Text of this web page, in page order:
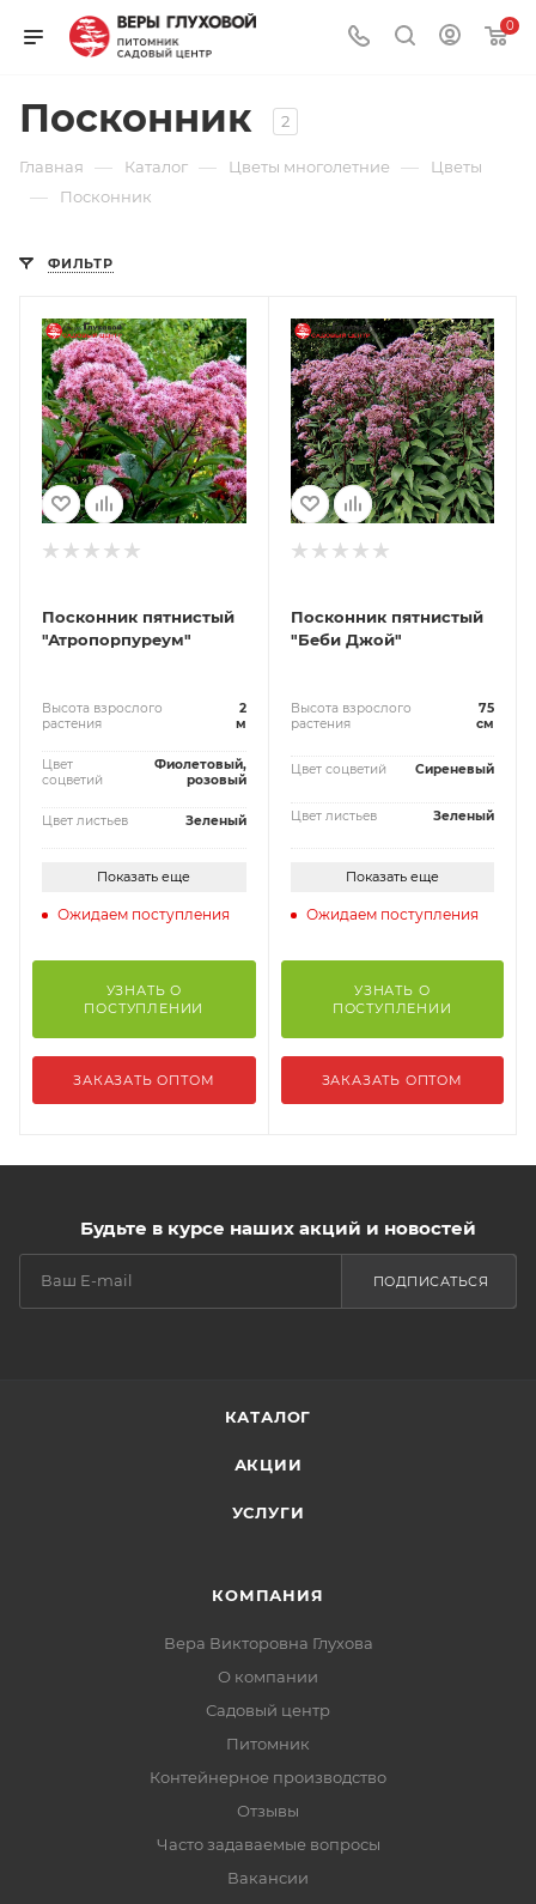
0
Посконник 2
Главная — Каталог — Цветы многолетние — Цветы
— Посконник
ФИЛЬТР
Посконник пятнистый
"Атропорпуреум"
Высота взрослого
растения
2
м
Цвет
соцветий
Фиолетовый,
розовый
Цвет листьев Зеленый
Показать еще
Ожидаем поступления
УЗНАТЬ О
ПОСТУПЛЕНИИ
ЗАКАЗАТЬ ОПТОМ
Посконник пятнистый
"Беби Джой"
Высота взрослого
растения
75
см
Цвет соцветий Сиреневый
Цвет листьев Зеленый
Показать еще
Ожидаем поступления
УЗНАТЬ О
ПОСТУПЛЕНИИ
ЗАКАЗАТЬ ОПТОМ
Будьте в курсе наших акций и новостей
ПОДПИСАТЬСЯ
КАТАЛОГ
АКЦИИ
УСЛУГИ
КОМПАНИЯ
Вера Викторовна Глухова
О компании
Садовый центр
Питомник
Контейнерное производство
Отзывы
Часто задаваемые вопросы
Вакансии